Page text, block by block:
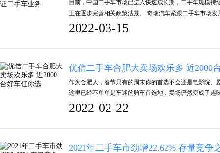
目前，中国二手车市场已进入快速成长期，二手车规模
正在逐步完善相关政策法规。 奇瑞汽车紧跟二手车市场
2022-03-15
优信二手车合肥大卖场欢乐多 近2000
作为合肥人，春节只有的周末你的首选不会还是电影院
这里已经不单单是车迷的购车首选地，卖场俨然变成了
2022-02-22
2021年二手车市劲增22.62% 存量竞争